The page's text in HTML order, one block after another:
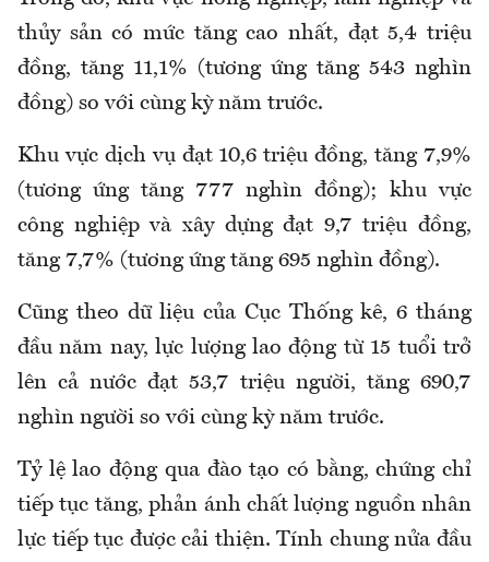
thủy sản có mức tăng cao nhất, đạt 5,4 triệu
đồng, tăng 11,1% (tương ứng tăng 543 nghìn
đồng) so với cùng kỳ năm trước.
Khu vực dịch vụ đạt 10,6 triệu đồng, tăng 7,9%
(tương ứng tăng 777 nghìn đồng); khu vực
công nghiệp và xây dựng đạt 9,7 triệu đồng,
tăng 7,7% (tương ứng tăng 695 nghìn đồng).
Cũng theo dữ liệu của Cục Thống kê, 6 tháng
đầu năm nay, lực lượng lao động từ 15 tuổi trở
lên cả nước đạt 53,7 triệu người, tăng 690,7
nghìn người so với cùng kỳ năm trước.
Tỷ lệ lao động qua đào tạo có bằng, chứng chỉ
tiếp tục tăng, phản ánh chất lượng nguồn nhân
lực tiếp tục được cải thiện. Tính chung nửa đầu